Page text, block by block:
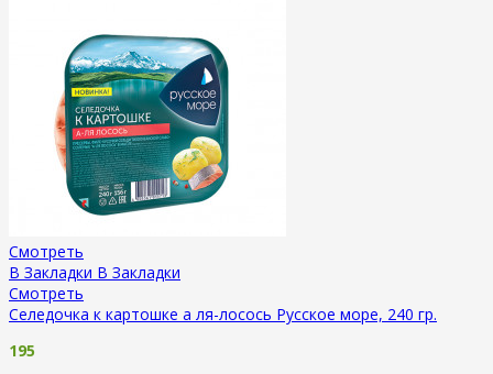
Смотреть
В Закладки В Закладки
Смотреть
Селедочка к картошке а ля-лосось Русское море, 240 гр.
195